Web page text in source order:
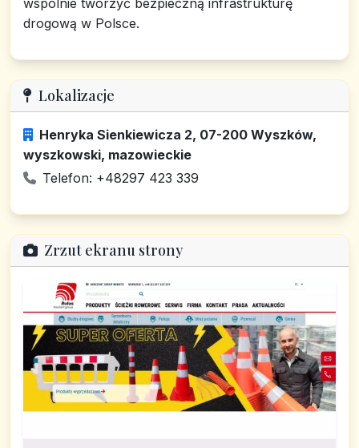
wspólnie tworzyć bezpieczną infrastrukturę
drogową w Polsce.
Lokalizacje
Henryka Sienkiewicza 2, 07-200 Wyszków,
wyszkowski, mazowieckie
Telefon: +48297 423 339
Zrzut ekranu strony